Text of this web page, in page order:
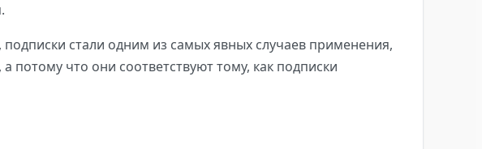
стали одним из самых явных случаев применения,
что они соответствуют тому, как подписки